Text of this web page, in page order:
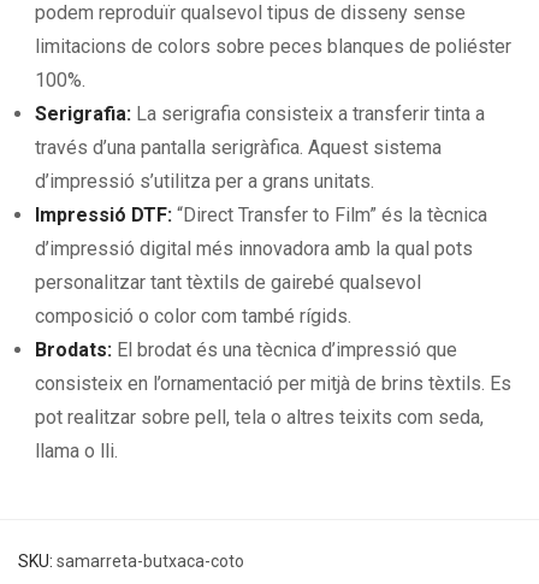
podem reproduïr qualsevol tipus de disseny sense
limitacions de colors sobre peces blanques de poliéster
100%.
Serigrafia: La serigrafia consisteix a transferir tinta a
través d’una pantalla serigràfica. Aquest sistema
d’impressió s’utilitza per a grans unitats.
Impressió DTF: “Direct Transfer to Film” és la tècnica
d’impressió digital més innovadora amb la qual pots
personalitzar tant tèxtils de gairebé qualsevol
composició o color com també rígids.
Brodats: El brodat és una tècnica d’impressió que
consisteix en l’ornamentació per mitjà de brins tèxtils. Es
pot realitzar sobre pell, tela o altres teixits com seda,
llama o lli.
SKU: samarreta-butxaca-coto